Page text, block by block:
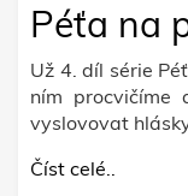
Péťa na
Už 4. díl série
ním procvičíme
vyslovovat
Číst celé..